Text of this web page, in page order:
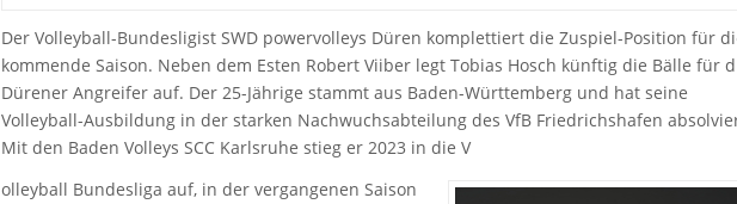
Der Volleyball-Bundesligist SWD powervolleys Düren komplettiert die Zuspiel-Position für
kommende Saison. Neben dem Esten Robert Viiber legt Tobias Hosch künftig die Bälle für
Dürener Angreifer auf. Der 25-Jährige stammt aus Baden-Württemberg und hat seine
Volleyball-Ausbildung in der starken Nachwuchsabteilung des VfB Friedrichshafen
Mit den Baden Volleys SCC Karlsruhe stieg er 2023 in die V
olleyball Bundesliga auf, in der vergangenen Saison